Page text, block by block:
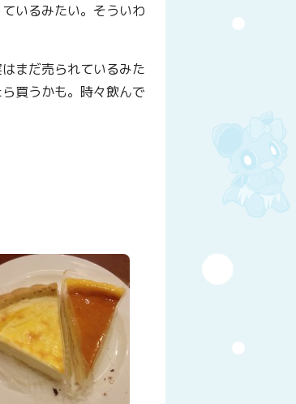
いるみたい。そういわ
まだ売られているみた
買うかも。時々飲んで